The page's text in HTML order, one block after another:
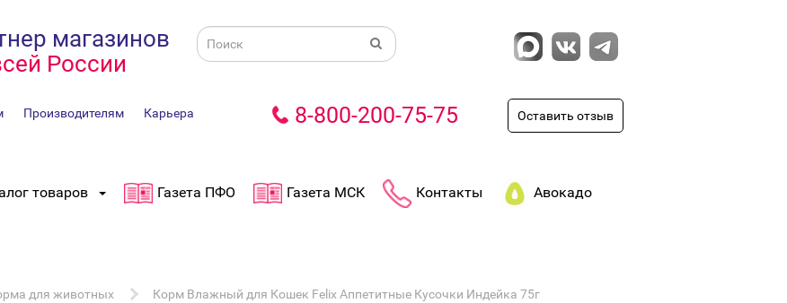
магазинов
России
Производителям Карьера 8-800-200-75-75 Оставить отзыв
товаров Газета ПФО Газета МСК Контакты Авокадо
для животных Корм Влажный для Кошек Felix Аппетитные Кусочки Индейка 75г